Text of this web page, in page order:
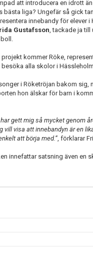
att introducera en idrott
bästa liga? Ungefär så gick
innebandy för elever
Gustafsson , tackade ja
kommer Röke,
, besöka alla skolor i
i Röketröjan bakom sig,
hon älskar för barn i
har gett mig så mycket genom
vill visa att innebandyn är en
att börja med.” , förklarar
innefattar satsning även en